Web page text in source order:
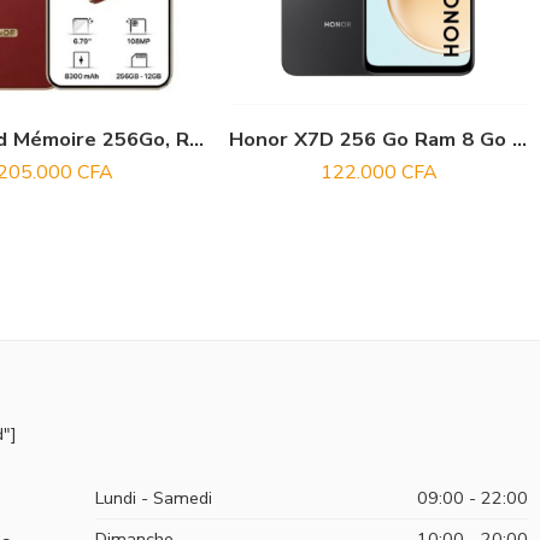
Honor X9d Mémoire 256Go, Ram 12Go 5G
CFA
Honor X7D 256 Go Ram 8 Go Neuf Scellé
122.000 CFA
Lundi - Samedi
09:00 - 22:00